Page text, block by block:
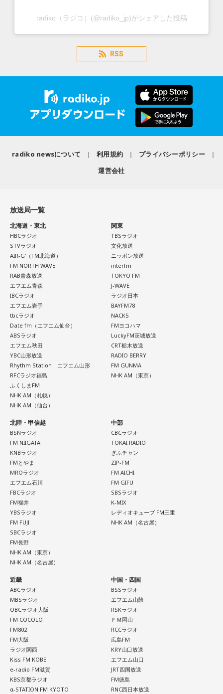
radiko（ラジコ）(@radiko_jp)がシェアした投稿
RSS
radiko newsについて 利用規約
プライバシーポリシー
運営会社
放送局一覧
北海道・東北
HBCラジオ
STVラジオ
AIR-G'（FM北海道）
FM NORTH WAVE
RAB青森放送
エフエム青森
IBCラジオ
エフエム岩手
tbcラジオ
Date fm（エフエム仙台）
ABSラジオ
エフエム秋田
YBC山形放送
Rhythm Station エフエム山形
RFCラジオ福島
ふくしまFM
NHK AM（札幌）
NHK AM（仙台）
関東
TBSラジオ
文化放送
ニッポン放送
interfm
TOKYO FM
J-WAVE
ラジオ日本
BAYFM78
NACK5
FMヨコハマ
LuckyFM茨城放送
CRT栃木放送
RADIO BERRY
FM GUNMA
NHK AM（東京）
北陸・甲信越
BSNラジオ
FM NIIGATA
KNBラジオ
FMとやま
MROラジオ
エフエム石川
FBCラジオ
FM福井
YBSラジオ
FM FUJI
SBCラジオ
FM長野
NHK AM（東京）
NHK AM（名古屋）
中部
CBCラジオ
TOKAI RADIO
ぎふチャン
ZIP-FM
FM AICHI
FM GIFU
SBSラジオ
K-MIX
レディオキューブ FM三重
NHK AM（名古屋）
近畿
ABCラジオ
MBSラジオ
OBCラジオ大阪
FM COCOLO
FM802
FM大阪
ラジオ関西
Kiss FM KOBE
e-radio FM滋賀
KBS京都ラジオ
α-STATION FM KYOTO
中国・四国
BSSラジオ
エフエム山陰
RSKラジオ
ＦＭ岡山
RCCラジオ
広島FM
KRY山口放送
エフエム山口
JRT四国放送
FM徳島
RNC西日本放送